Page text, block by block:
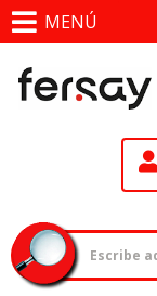
MENÚ